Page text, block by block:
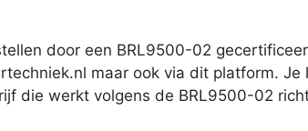
door een BRL9500-02
maar ook via dit platform.
die werkt volgens de BRL9500-02